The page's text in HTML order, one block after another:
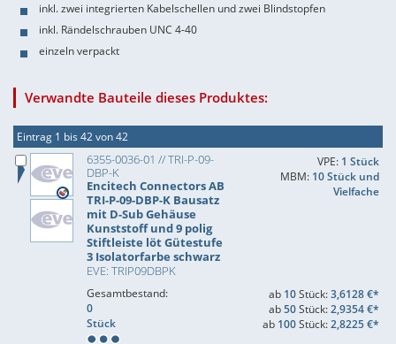
inkl. zwei integrierten Kabelschellen und zwei Blindstopfen
inkl. Rändelschrauben UNC 4-40
einzeln verpackt
Verwandte Bauteile dieses Produktes:
Eintrag 1 bis 42 von 42
6355-0036-01 // TRI-P-09-
DBP-K
Encitech Connectors AB
TRI-P-09-DBP-K Bausatz
mit D-Sub Gehäuse
Kunststoff und 9 polig
Stiftleiste löt Gütestufe
3 Isolatorfarbe schwarz
EVE: TRIP09DBPK
VPE: 1 Stück
MBM: 10 Stück und
Vielfache
Gesamtbestand:
0
Stück
ab 10Stück:3,6128 €*
ab50Stück:2,9354 €*
ab 100Stück:2,8225 €*